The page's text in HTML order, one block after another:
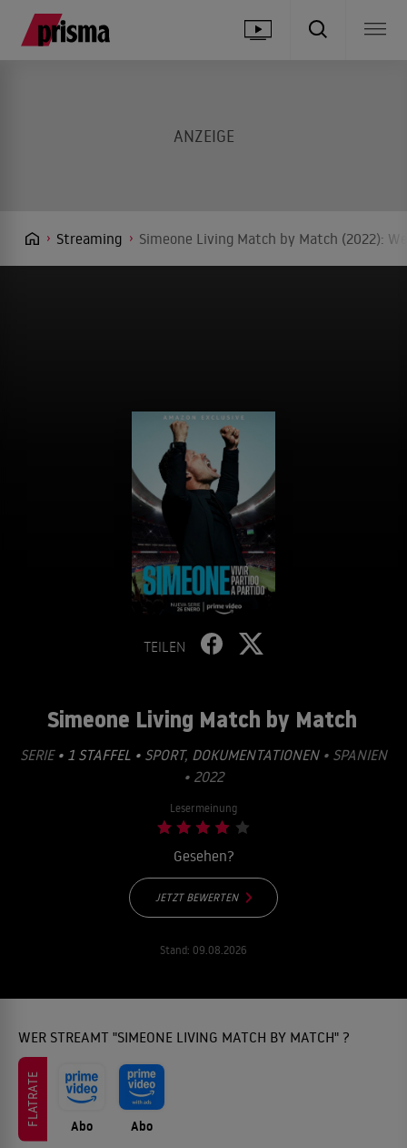
Streaming Simeone Living Match by Match (2022):
TEILEN
Simeone Living Match by Match
SERIE • 1 STAFFEL • SPORT, DOKUMENTATIONEN• SPANIEN
• 2022
Lesermeinung
Gesehen?
JETZT BEWERTEN
Stand: 09.08.2026
WER STREAMT "SIMEONE LIVING MATCH BY MATCH" ?
FLATRATE Abo Abo